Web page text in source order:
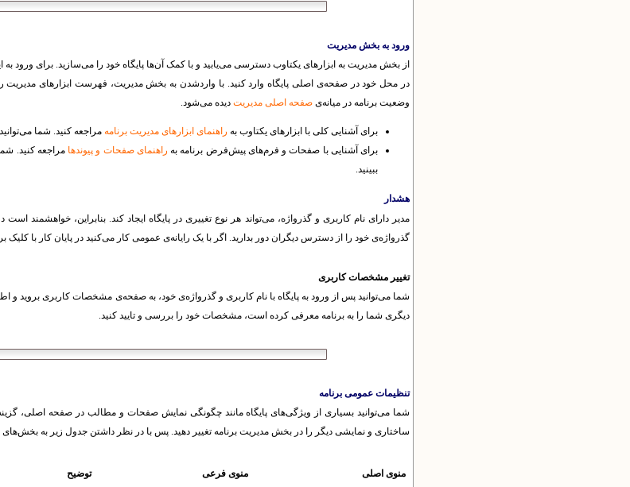
ورود به بخش مدیریت
از بخش مدیریت به ابزارهای یکتاوب دسترسی می‌یابید و با کمک آن‌ها پایگاه خود را می‌سازید. برای ورود
در محل خود در صفحه‌ی اصلی پایگاه وارد کنید. با واردشدن به بخش مدیریت، فهرست ابزارهای مدیریت
وضعیت برنامه در میانه‌ی صفحه اصلی مدیریت دیده می‌شود.
برای آشنایی کلی با ابزارهای یکتاوب به راهنمای ابزارهای مدیریت برنامه مراجعه کنید. شما
برای آشنایی با صفحات و فرم‌های پیش‌فرض برنامه به راهنمای صفحات و پیوند‌ها مراجعه کنید.
ببینید.
هشدار
مدیر دارای نام کاربری و گذرواژه، می‌تواند هر نوع تغییری در پایگاه ایجاد کند. بنابراین، خواهشمند
گذرواژه‌ی خود را از دسترس دیگران دور بدارید. اگر با یک رایانه‌ی عمومی کار می‌کنید در پایان کار با کلیک
تغییر مشخصات کاربری
شما می‌توانید پس از ورود به پایگاه با نام کاربری و گذرواژه‌ی خود، به صفحه‌ی مشخصات کاربری بروید و
دیگری شما را به برنامه معرفی کرده است، مشخصات خود را بررسی و تایید کنید.
تنظیمات عمومی برنامه
شما می‌توانید بسیاری از ویژگی‌های پایگاه مانند چگونگی نمایش صفحات و مطالب در صفحه اصلی،
ساختاری و نمایشی دیگر را در بخش مدیریت برنامه تغییر دهید. پس با در نظر داشتن جدول زیر به بخش‌‌های
منوی اصلی منوی فرعی توضیح